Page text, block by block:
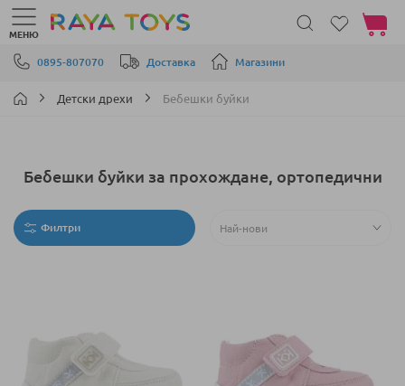
Прескачане към съдържанието
0895-807070 Доставка Магазини
МЕНЮ
Моята
Детски дрехи Бебешки буйки
Бебешки буйки за прохождане, ортопедични
Филтри